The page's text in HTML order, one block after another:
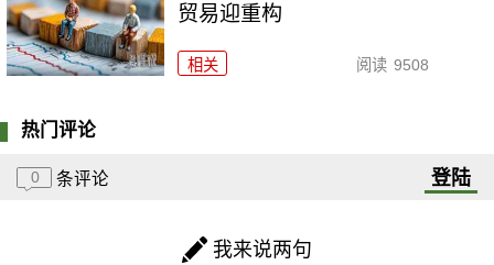
贸易迎重构
相关 阅读 9508
热门评论
0 条评论 登陆
我来说两句